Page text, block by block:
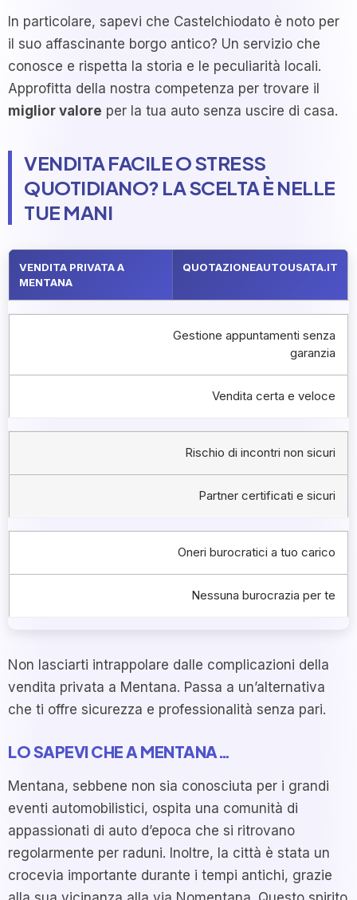
In particolare, sapevi che Castelchiodato è noto per
il suo affascinante borgo antico? Un servizio che
conosce e rispetta la storia e le peculiarità locali.
Approfitta della nostra competenza per trovare il
miglior valore per la tua auto senza uscire di casa.
VENDITA FACILE O STRESS
QUOTIDIANO? LA SCELTA È NELLE
TUE MANI
VENDITA PRIVATA A
MENTANA
QUOTAZIONEAUTOUSATA.IT
Gestione appuntamenti senza
garanzia
Vendita certa e veloce
Rischio di incontri non sicuri
Partner certificati e sicuri
Oneri burocratici a tuo carico
Nessuna burocrazia per te
Non lasciarti intrappolare dalle complicazioni della
vendita privata a Mentana. Passa a un’alternativa
che ti offre sicurezza e professionalità senza pari.
LO SAPEVI CHE A MENTANA…
Mentana, sebbene non sia conosciuta per i grandi
eventi automobilistici, ospita una comunità di
appassionati di auto d’epoca che si ritrovano
regolarmente per raduni. Inoltre, la città è stata un
crocevia importante durante i tempi antichi, grazie